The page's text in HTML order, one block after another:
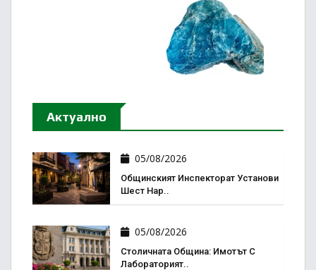
Актуално
05/08/2026
Общинският Инспекторат Установи
Шест Нар..
05/08/2026
Столичната Община: Имотът С
Лабораторият..